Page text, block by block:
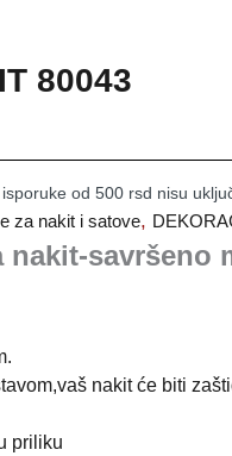
80043
od 500 rsd nisu
za nakit i satove,
savršeno
nakit će biti
priliku